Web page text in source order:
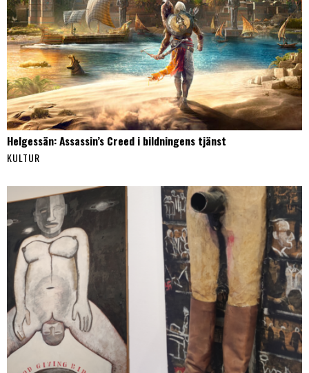
Helgessän: Assassin’s Creed i bildningens tjänst
KULTUR